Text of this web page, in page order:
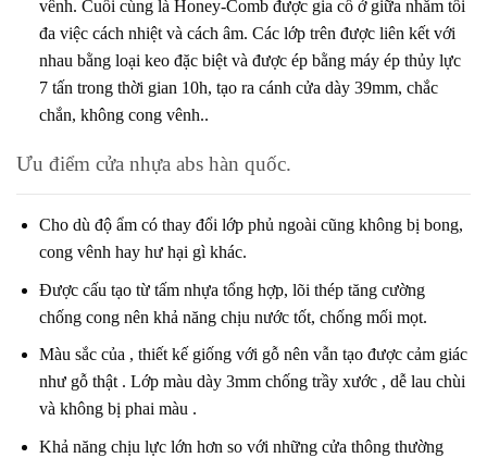
vênh. Cuối cùng là Honey-Comb được gia cố ở giữa nhằm tối
đa việc cách nhiệt và cách âm. Các lớp trên được liên kết với
nhau bằng loại keo đặc biệt và được ép bằng máy ép thủy lực
7 tấn trong thời gian 10h, tạo ra cánh cửa dày 39mm, chắc
chắn, không cong vênh..
Ưu điểm cửa nhựa abs hàn quốc.
Cho dù độ ẩm có thay đổi lớp phủ ngoài cũng không bị bong,
cong vênh hay hư hại gì khác.
Được cấu tạo từ tấm nhựa tổng hợp, lõi thép tăng cường
chống cong nên khả năng chịu nước tốt, chống mối mọt.
Màu sắc của , thiết kế giống với gỗ nên vẫn tạo được cảm giác
như gỗ thật . Lớp màu dày 3mm chống trầy xước , dễ lau chùi
và không bị phai màu .
Khả năng chịu lực lớn hơn so với những cửa thông thường